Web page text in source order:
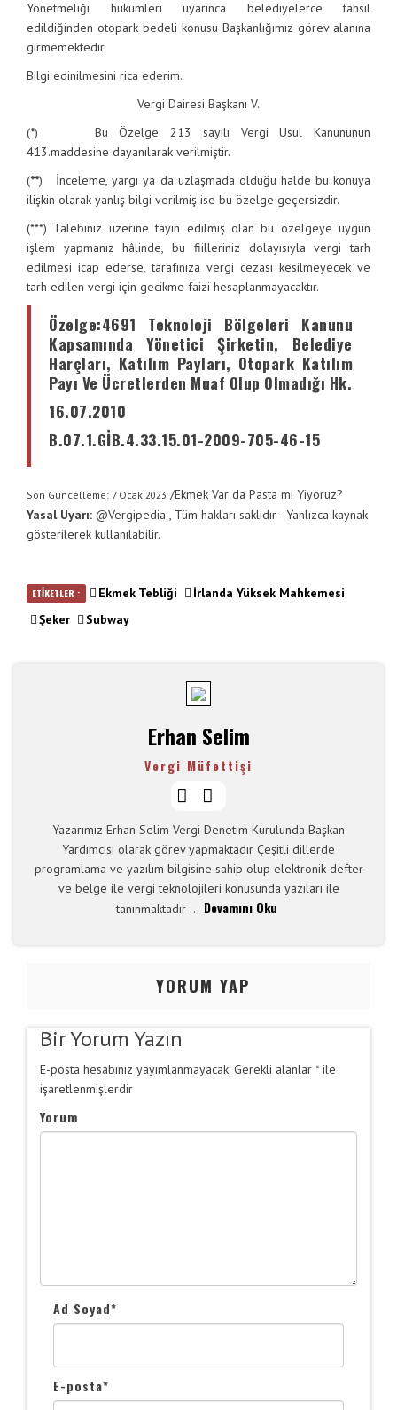
Yönetmeliği hükümleri uyarınca belediyelerce tahsil
edildiğinden otopark bedeli konusu Başkanlığımız görev alanına
girmemektedir.
Bilgi edinilmesini rica ederim.
Vergi Dairesi Başkanı V.
(*) Bu Özelge 213 sayılı Vergi Usul Kanununun
413.maddesine dayanılarak verilmiştir.
(**) İnceleme, yargı ya da uzlaşmada olduğu halde bu konuya
ilişkin olarak yanlış bilgi verilmiş ise bu özelge geçersizdir.
(***) Talebiniz üzerine tayin edilmiş olan bu özelgeye uygun
işlem yapmanız hâlinde, bu fiilleriniz dolayısıyla vergi tarh
edilmesi icap ederse, tarafınıza vergi cezası kesilmeyecek ve
tarh edilen vergi için gecikme faizi hesaplanmayacaktır.
Özelge:4691 Teknoloji Bölgeleri Kanunu
Kapsamında Yönetici Şirketin, Belediye
Harçları, Katılım Payları, Otopark Katılım
Payı Ve Ücretlerden Muaf Olup Olmadığı Hk.
16.07.2010
B.07.1.GİB.4.33.15.01-2009-705-46-15
Son Güncelleme: 7 Ocak 2023 /Ekmek Var da Pasta mı Yiyoruz?
Yasal Uyarı: @Vergipedia , Tüm hakları saklıdır - Yanlızca kaynak
gösterilerek kullanılabilir.
ETİKETLER : Ekmek Tebliği
İrlanda Yüksek Mahkemesi
Şeker
Subway
Erhan Selim
Vergi Müfettişi
Yazarımız Erhan Selim Vergi Denetim Kurulunda Başkan
Yardımcısı olarak görev yapmaktadır Çeşitli dillerde
programlama ve yazılım bilgisine sahip olup elektronik defter
ve belge ile vergi teknolojileri konusunda yazıları ile
tanınmaktadır ... Devamını Oku
YORUM YAP
Bir Yorum Yazın
E-posta hesabınız yayımlanmayacak. Gerekli alanlar *ile
işaretlenmişlerdir
Yorum
Ad Soyad*
E-posta*